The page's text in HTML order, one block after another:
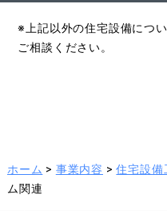
※上記以外の住宅設備につ
ご相談ください。
ホーム > 事業内容 >住宅設備
ム関連